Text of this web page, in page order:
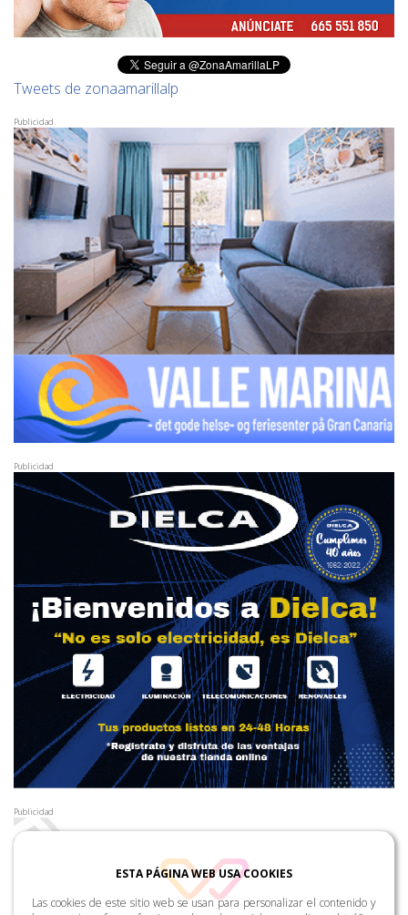
Tweets de zonaamarillalp
Publicidad
Publicidad
Publicidad
ESTA PÁGINA WEB USA COOKIES
Las cookies de este sitio web se usan para personalizar el contenido y